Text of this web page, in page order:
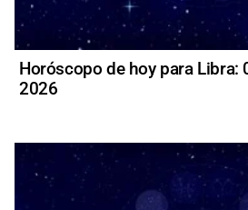
Horóscopo de hoy para Libra:
2026